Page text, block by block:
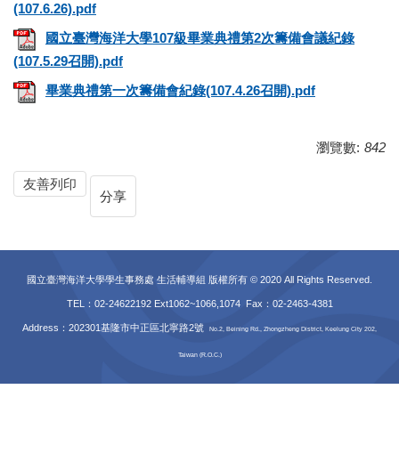
(107.6.26).pdf
國立臺灣海洋大學107級畢業典禮第2次籌備會議紀錄
(107.5.29召開).pdf
畢業典禮第一次籌備會紀錄(107.4.26召開).pdf
瀏覽數: 842
友善列印
分享
國立臺灣海洋大學學生事務處 生活輔導組 版權所有 © 2020 All Rights Reserved.
TEL：02-24622192 Ext1062~1066,1074 Fax ：02-2463-4381
Address：202301基隆市中正區北寧路2號 No.2, Beining Rd., Zhongzheng District, Keelung City 202,
Taiwan (R.O.C.)